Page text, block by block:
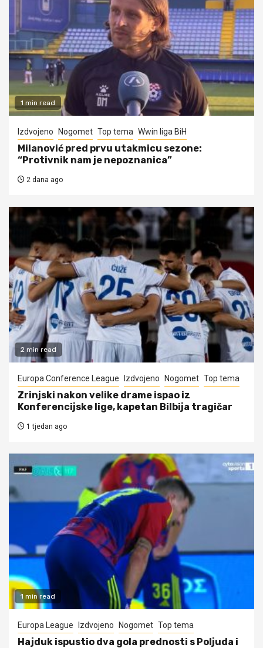
1 min read
Izdvojeno Nogomet Top tema Wwin liga BiH
Milanović pred prvu utakmicu sezone:
“Protivnik nam je nepoznanica”
2 dana ago
2 min read
Europa Conference League Izdvojeno Nogomet Top tema
Zrinjski nakon velike drame ispao iz
Konferencijske lige, kapetan Bilbija tragičar
1 tjedan ago
1 min read
Europa League Izdvojeno Nogomet Top tema
Hajduk ispustio dva gola prednosti s Poljuda i